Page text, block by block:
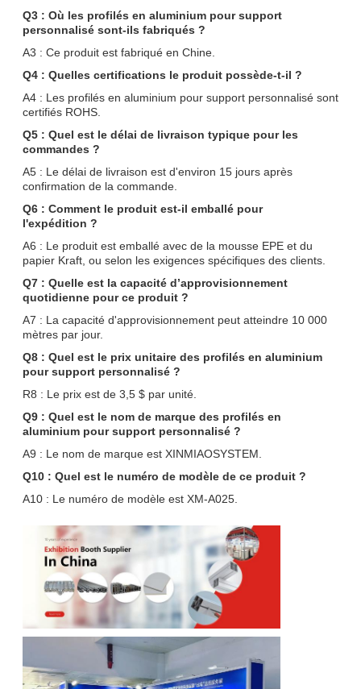
Q3 : Où les profilés en aluminium pour support
personnalisé sont-ils fabriqués ?
A3 : Ce produit est fabriqué en Chine.
Q4 : Quelles certifications le produit possède-t-il ?
A4 : Les profilés en aluminium pour support personnalisé sont
certifiés ROHS.
Q5 : Quel est le délai de livraison typique pour les
commandes ?
A5 : Le délai de livraison est d'environ 15 jours après
confirmation de la commande.
Q6 : Comment le produit est-il emballé pour
l'expédition ?
A6 : Le produit est emballé avec de la mousse EPE et du
papier Kraft, ou selon les exigences spécifiques des clients.
Q7 : Quelle est la capacité d’approvisionnement
quotidienne pour ce produit ?
A7 : La capacité d'approvisionnement peut atteindre 10 000
mètres par jour.
Q8 : Quel est le prix unitaire des profilés en aluminium
pour support personnalisé ?
R8 : Le prix est de 3,5 $ par unité.
Q9 : Quel est le nom de marque des profilés en
aluminium pour support personnalisé ?
A9 : Le nom de marque est XINMIAOSYSTEM.
Q10 : Quel est le numéro de modèle de ce produit ?
A10 : Le numéro de modèle est XM-A025.